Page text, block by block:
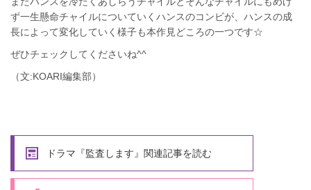
ず一生懸命チャイルについていくハンスのコンビが、ハンスの成
長によって変化していく様子も本作見どころの一つです☆
ぜひチェックしてくださいね^^
（文:KOARI編集部）
ドラマ『監査します』関連記事を読む